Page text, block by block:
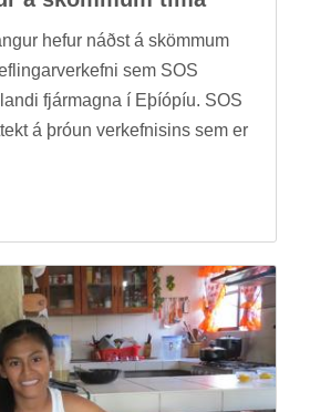
hef­ur náðst á skömm­um
sem SOS
fjár­magna í Eþí­óp­íu. SOS
á þró­un verk­efn­is­ins sem er